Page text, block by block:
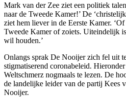
Mark van der Zee ziet een politiek
naar de Tweede Kamer!’ De
ziet hem liever in de Eerste Kamer.
Tweede Kamer of zoiets. Uiteindelijk
wil houden.’
Onlangs sprak De Nooijer zich fel uit
stigmatiserend coronabeleid.
Weltschmerz nogmaals te lezen. De
de landelijke leider van de partij Kees
Nooijer.